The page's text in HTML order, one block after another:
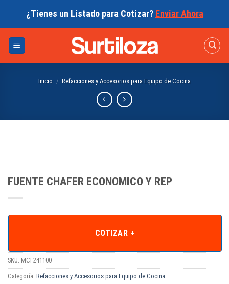
¿Tienes un Listado para Cotizar? Enviar Ahora
Inicio / Refacciones y Accesorios para Equipo de Cocina
FUENTE CHAFER ECONOMICO Y REP
COTIZAR +
SKU: MCF241100
Categoría: Refacciones y Accesorios para Equipo de Cocina